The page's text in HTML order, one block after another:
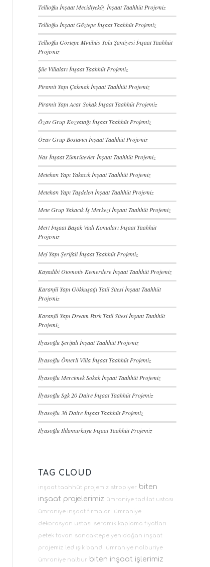
Tellioğlu İnşaat Mecidiyeköy İnşaat Taahhüt Projemiz
Tellioğlu İnşaat Göztepe İnşaat Taahhüt Projemiz
Tellioğlu Göztepe Minibüs Yolu Şantiyesi İnşaat Taahhüt
Projemiz
Şile Villaları İnşaat Taahhüt Projemiz
Piramit Yapı Çakmak İnşaat Taahhüt Projemiz
Piramit Yapı Acar Sokak İnşaat Taahhüt Projemiz
Özav Grup Kozyatağı İnşaat Taahhüt Projemiz
Özav Grup Bostancı İnşaat Taahhüt Projemiz
Nas İnşaat Zümrütevler İnşaat Taahhüt Projemiz
Metehan Yapı Yakacık İnşaat Taahhüt Projemiz
Metehan Yapı Taşdelen İnşaat Taahhüt Projemiz
Mete Grup Yakacık İş Merkezi İnşaat Taahhüt Projemiz
Mert İnşaat Başak Vadi Konutları İnşaat Taahhüt
Projemiz
Mef Yapı Şerifali İnşaat Taahhüt Projemiz
Kayadibi Otomotiv Kemerdere İnşaat Taahhüt Projemiz
Karanfil Yapı Gökkuşağı Tatil Sitesi İnşaat Taahhüt
Projemiz
Karanfil Yapı Dream Park Tatil Sitesi İnşaat Taahhüt
Projemiz
İlyasoğlu Şerifali İnşaat Taahhüt Projemiz
İlyasoğlu Ömerli Villa İnşaat Taahhüt Projemiz
İlyasoğlu Mercimek Sokak İnşaat Taahhüt Projemiz
İlyasoğlu Sgk 20 Daire İnşaat Taahhüt Projemiz
İlyasoğlu 36 Daire İnşaat Taahhüt Projemiz
İlyasoğlu Ihlamurkuyu İnşaat Taahhüt Projemiz
TAG CLOUD
inşaat taahhüt projemiz stropiyer biten
inşaat projelerimiz ümraniye tadilat ustası
ümraniye inşaat firmaları ümraniye
dekorasyon ustası seramik kaplama fiyatları
petek tavan sancaktepe yenidoğan inşaat
projemiz led ışık bandı ümraniye nalburiye
ümraniye nalbur biten inşaat işlerimiz